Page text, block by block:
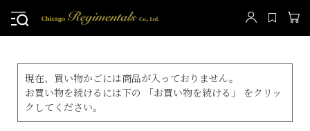
現在、買い物かごには商品が入っておりません。
お買い物を続けるには下の 「お買い物を続ける」 をクリッ
クしてください。